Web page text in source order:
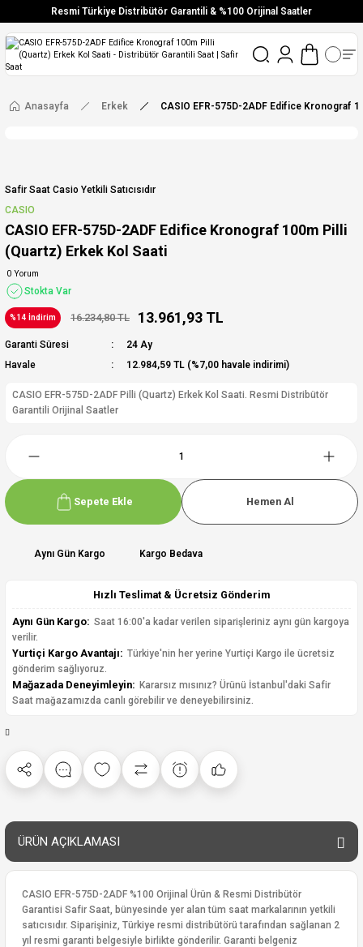
Resmi Türkiye Distribütör Garantili & %100 Orijinal Saatler
Vade Farksız 6 Taksit
Aynı Gün Stoktan Gönderim
Ücretsiz Kargo
Anasayfa Erkek CASIO EFR-575D-2ADF Edifice Kronograf
Safir Saat Casio Yetkili Satıcısıdır
CASIO
CASIO EFR-575D-2ADF Edifice Kronograf 100m Pilli
(Quartz) Erkek Kol Saati
0 Yorum
Stokta Var
%14 İndirim 16.234,80 TL 13.961,93 TL
Garanti Süresi
24 Ay
Havale
12.984,59 TL (%7,00 havale indirimi)
CASIO EFR-575D-2ADF Pilli (Quartz) Erkek Kol Saati. Resmi Distribütör
Garantili Orijinal Saatler
Sepete Ekle Hemen Al
Aynı Gün Kargo Kargo Bedava
Hızlı Teslimat & Ücretsiz Gönderim
Aynı Gün Kargo: Saat 16:00'a kadar verilen siparişleriniz aynı gün kargoya
verilir.
Yurtiçi Kargo Avantajı: Türkiye'nin her yerine Yurtiçi Kargo ile ücretsiz
gönderim sağlıyoruz.
Mağazada Deneyimleyin: Kararsız mısınız? Ürünü İstanbul'daki Safir
Saat mağazamızda canlı görebilir ve deneyebilirsiniz.
ÜRÜN AÇIKLAMASI
CASIO EFR-575D-2ADF %100 Orijinal Ürün & Resmi Distribütör
Garantisi Safir Saat, bünyesinde yer alan tüm saat markalarının yetkili
satıcısıdır. Siparişiniz, Türkiye resmi distribütörü tarafından sağlanan 2
yıl resmi garanti belgesiyle birlikte gönderilir. Garanti belgeniz